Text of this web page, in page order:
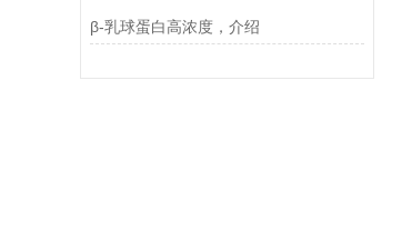
β-乳球蛋白高浓度，介绍